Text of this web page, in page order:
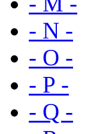
- N -
- O -
- P -
- Q -